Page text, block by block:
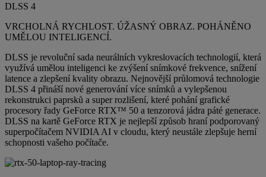
DLSS 4
VRCHOLNÁ RYCHLOST. ÚŽASNÝ OBRAZ. POHÁNĚNO
UMĚLOU INTELIGENCÍ.
DLSS je revoluční sada neurálních vykreslovacích technologií, která
využívá umělou inteligenci ke zvýšení snímkové frekvence, snížení
latence a zlepšení kvality obrazu. Nejnovější průlomová technologie
DLSS 4 přináší nové generování více snímků a vylepšenou
rekonstrukci paprsků a super rozlišení, které pohání grafické
procesory řady GeForce RTX™ 50 a tenzorová jádra páté generace.
DLSS na kartě GeForce RTX je nejlepší způsob hraní podporovaný
superpočítačem NVIDIA AI v cloudu, který neustále zlepšuje herní
schopnosti vašeho počítače.